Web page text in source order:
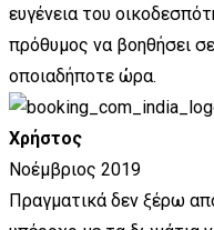
ευγένεια του
πρόθυμος να βοηθήσει
οποιαδήποτε ώρα.
Χρήστος
Νοέμβριος 2019
Πραγματικά δεν ξέρω